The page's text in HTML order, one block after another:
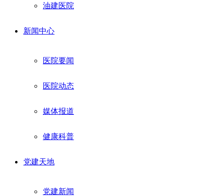
油建医院
新闻中心
医院要闻
医院动态
媒体报道
健康科普
党建天地
党建新闻